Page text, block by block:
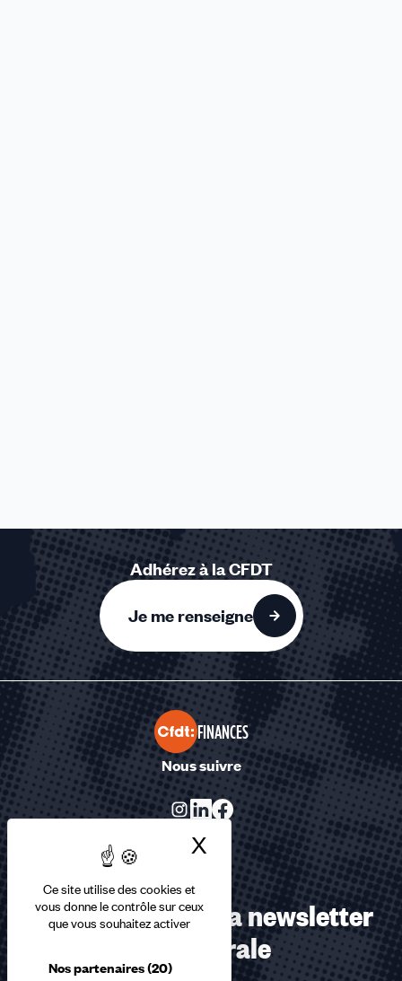
Ce site utilise des cookies et
vous donne le contrôle sur ceux
que vous souhaitez activer
Nos partenaires(20)
X Masquer le
Adhérez à la CFDT
Je me renseigne
FINANCES
Nous suivre
Abonnez-vous à la newsletter
confédérale